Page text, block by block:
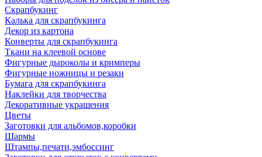
Скрапбукинг
Калька для скрапбукинга
Декор из картона
Конверты для скрапбукинга
Ткани на клеевой основе
Фигурные дыроколы и кримперы
Фигурные ножницы и резаки
Бумага для скрапбукинга
Наклейки для творчества
Декоративные украшения
Цветы
Заготовки для альбомов,коробки
Шармы
Штампы,печати,эмбоссинг